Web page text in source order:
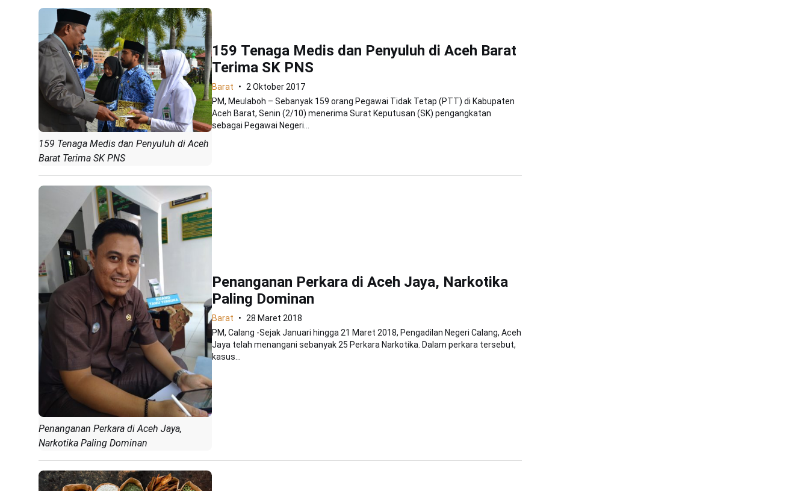
159 Tenaga Medis dan Penyuluh di Aceh
Barat Terima SK PNS
159 Tenaga Medis dan Penyuluh di Aceh Barat
Terima SK PNS
Barat
2 Oktober 2017
PM, Meulaboh – Sebanyak 159 orang Pegawai Tidak Tetap (PTT) di Kabupaten
Aceh Barat, Senin (2/10) menerima Surat Keputusan (SK) pengangkatan
sebagai Pegawai Negeri...
Penanganan Perkara di Aceh Jaya,
Narkotika Paling Dominan
Penanganan Perkara di Aceh Jaya, Narkotika
Paling Dominan
Barat
28 Maret 2018
PM, Calang -Sejak Januari hingga 21 Maret 2018, Pengadilan Negeri Calang, Aceh
Jaya telah menangani sebanyak 25 Perkara Narkotika. Dalam perkara tersebut,
kasus...